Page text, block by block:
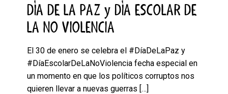
DÍA DE LA PAZ y DÍA ESCOLAR DE
LA NO VIOLENCIA
El 30 de enero se celebra el #DíaDeLaPaz y
#DíaEscolarDeLaNoViolencia fecha especial en
un momento en que los políticos corruptos nos
quieren llevar a nuevas guerras […]